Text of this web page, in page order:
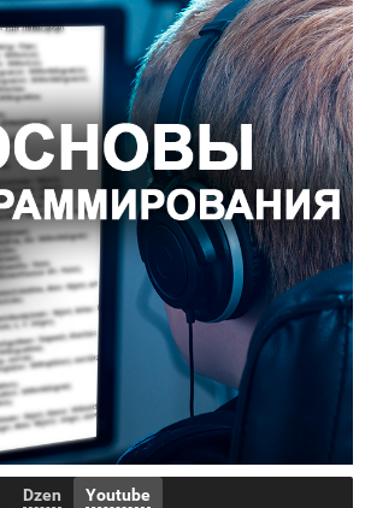
Dzen Youtube